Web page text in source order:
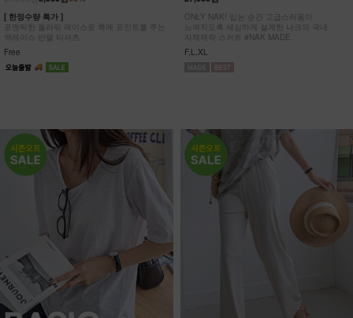
[ 한정수량 특가 ]
로맨틱한 플라워 레이스로 룩에 포인트를 주는
백레이스 반팔 티셔츠
Free
ONLY NAK! 입는 순간 고급스러움이
느껴지도록 세심하게 설계한 나크의 국내
자체제작 스커트 #NAK MADE.
F,L,XL